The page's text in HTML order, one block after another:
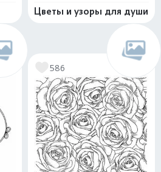
Цветы и узоры для души
586